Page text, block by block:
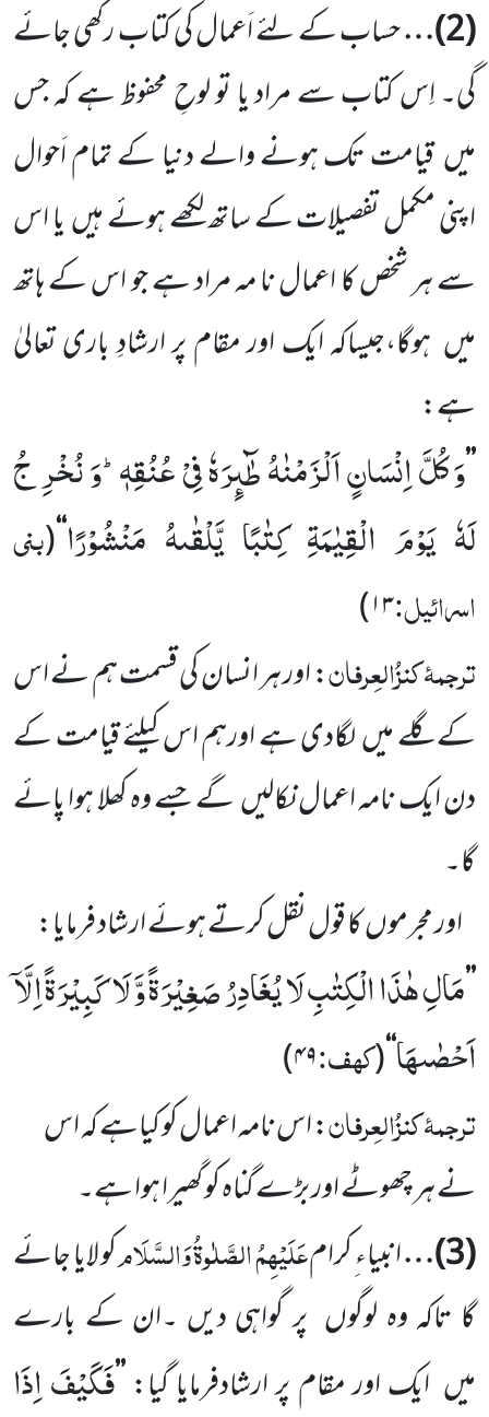
(2)
…حساب کے لئے اَعمال کی کتاب رکھی جائے
گی۔ اِس کتاب سے مراد یا تو لوحِ محفوظ ہے کہ جس
میں قیامت تک ہونے والے دنیا کے تمام اَحوال
اپنی مکمل تفصیلات کے ساتھ لکھے ہوئے ہیں یا اس
سے ہر شخص کا اعمال نا مہ مراد ہے جو اس کے ہاتھ
میں ہوگا،جیساکہ ایک اور مقام پر ارشادِ باری تعالیٰ
ہے:
’’وَ كُلَّ اِنْسَانٍ اَلْزَمْنٰهُ طٰٓىٕرَهٗ فِیْ عُنُقِهٖؕ-وَ نُخْرِ جُ
لَهٗ یَوْمَ الْقِیٰمَةِ كِتٰبًا یَّلْقٰىهُ مَنْشُوْرًا‘‘
(بنی
اسرائیل:۱۳)
ترجمۂ کنزُالعِرفان: اور ہر انسان کی قسمت ہم نے اس
کے گلے میں لگادی ہے اورہم اس کیلئے قیامت کے
دن ایک نامہ اعمال نکالیں گے جسے وہ کھلا ہوا پائے
گا۔
اور مجرموں کا قول نقل کرتے ہوئے ارشاد فرمایا:
’’مَالِ هٰذَا الْكِتٰبِ لَا یُغَادِرُ صَغِیْرَةً وَّ لَا كَبِیْرَةً اِلَّاۤ
اَحْصٰىهَا‘‘
(کہف:۴۹)
ترجمۂ کنزُالعِرفان: اس نامہ اعمال کو کیاہے کہ اس
نے ہر چھوٹے اور بڑے گناہ کو گھیرا ہوا ہے۔
(3)
…انبیاء ِکرامعَلَیْہِمُ الصَّلٰوۃُ وَالسَّلَامکو لایا جائے
گا تاکہ وہ لوگوں پر گواہی دیں ۔ان کے بارے
میں ایک اور مقام پر ارشادفرمایا گیا:’’فَكَیْفَ اِذَا